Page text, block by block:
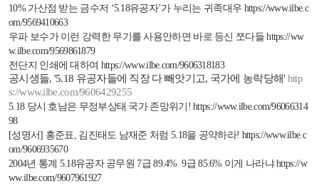
10% 가산점 받는 금수저 ‘5.18유공자’가 누리는 귀족대우 https://www.ilbe.c
om/9569410663
우파 보수가 이런 강력한 무기를 사용안하면 바로 등신 쪼다들 https://ww
w.ilbe.com/9569861879
전단지 인쇄에 대하여 https://www.ilbe.com/9606318183
공시생들, '5.18 유공자들에 직장 다 빼앗기고, 국가에 농락당해' http
s://www.ilbe.com/9606429255
5.18 당시 호남은 무정부상태 국가 존망위기 ! https://www.ilbe.com/96066314
98
[성명서] 홍준표, 김진태도 남재준 처럼 5.18을 공약하라! https://www.ilbe.c
om/9606935670
2004년 통계 5.18유공자 공무원 7급89.4% 9급85.6% 이게 나라냐 https://w
ww.ilbe.com/9607961927